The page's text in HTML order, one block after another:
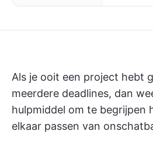
Als je ooit een project hebt
meerdere deadlines, dan
hulpmiddel om te begrijpen
elkaar passen van